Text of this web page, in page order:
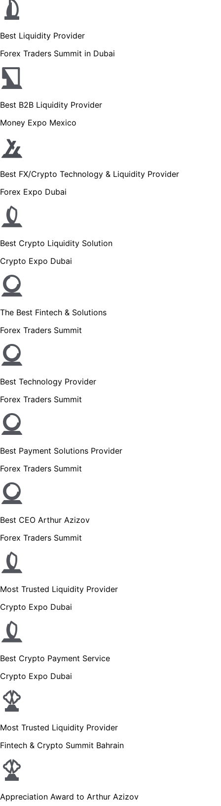
Best Liquidity Provider
Forex Traders Summit in Dubai
Best B2B Liquidity Provider
Money Expo Mexico
Best FX/Crypto Technology & Liquidity Provider
Forex Expo Dubai
Best Crypto Liquidity Solution
Crypto Expo Dubai
The Best Fintech & Solutions
Forex Traders Summit
Best Technology Provider
Forex Traders Summit
Best Payment Solutions Provider
Forex Traders Summit
Best CEO Arthur Azizov
Forex Traders Summit
Most Trusted Liquidity Provider
Crypto Expo Dubai
Best Crypto Payment Service
Crypto Expo Dubai
Most Trusted Liquidity Provider
Fintech & Crypto Summit Bahrain
Appreciation Award to Arthur Azizov